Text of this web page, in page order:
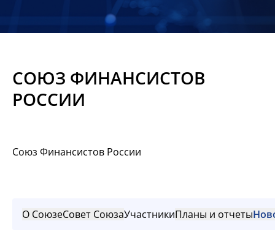
Материалы
СОЮЗ ФИНАНСИСТОВ
РОССИИ
Союз Финансистов России
О СоюзеСовет СоюзаУчастникиПланы и отчеты